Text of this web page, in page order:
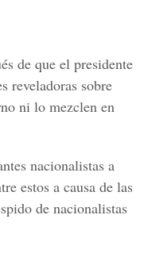
de que el presidente
reveladoras sobre
ni lo mezclen en
nacionalistas a
estos a causa de las
de nacionalistas